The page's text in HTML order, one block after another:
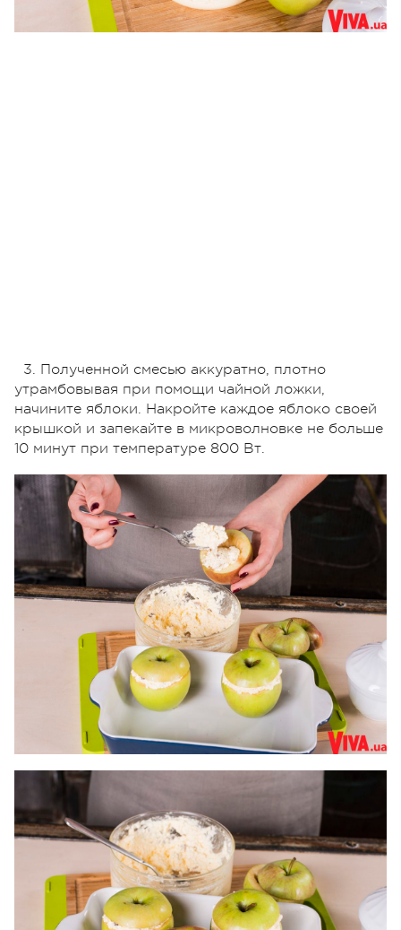
3. Полученной смесью аккуратно, плотно
утрамбовывая при помощи чайной ложки,
начините яблоки. Накройте каждое яблоко своей
крышкой и запекайте в микроволновке не больше
10 минут при температуре 800 Вт.